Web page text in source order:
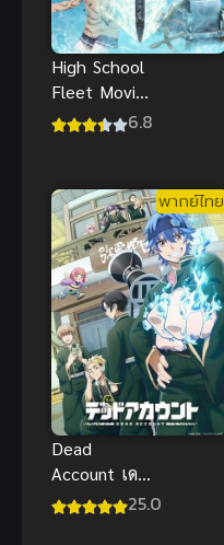
High School
Fleet Movie
ซับไทย
6.8
พากย์ไทย
Dead
Account เดด
แอ็กเคานต์25.0